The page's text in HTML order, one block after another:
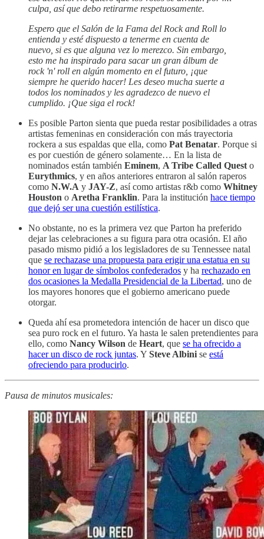
culpa, así que debo retirarme respetuosamente.
Espero que el Salón de la Fama del Rock and Roll lo
entienda y esté dispuesto a tenerme en cuenta de
nuevo, si es que alguna vez lo merezco. Sin embargo,
esto me ha inspirado para sacar un gran álbum de
rock 'n' roll en algún momento en el futuro, ¡que
siempre he querido hacer! Les deseo mucha suerte a
todos los nominados y les agradezco de nuevo el
cumplido. ¡Que siga el rock!
Es posible Parton sienta que pueda restar posibilidades a otras
artistas femeninas en consideración con más trayectoria
rockera a sus espaldas que ella, como Pat Benatar. Porque si
es por cuestión de género solamente… En la lista de
nominados están también Eminem, A Tribe Called Quest o
Eurythmics, y en años anteriores entraron al salón raperos
como N.W.A y JAY-Z, así como artistas r&b como Whitney
Houston o Aretha Franklin. Para la institución hace tiempo
que dejó ser una cuestión estilística.
No obstante, no es la primera vez que Parton ha preferido
dejar las celebraciones a su figura para otra ocasión. El año
pasado mismo pidió a los legisladores de su Tennessee natal
que se rechazase una propuesta para erigir una estatua en su
honor en lugar de símbolos confederados y ha rechazado en
dos ocasiones la Medalla Presidencial de la Libertad, uno de
los mayores honores que el gobierno americano puede
otorgar.
Queda ahí esa prometedora intención de hacer un disco que
sea puro rock en el futuro. Ya hasta le salen pretendientes para
ello, como Nancy Wilson de Heart, que se ha ofrecido a
hacer un disco de rock juntas. Y Steve Albini se está
ofreciendo para producirlo.
Pausa de minutos musicales: